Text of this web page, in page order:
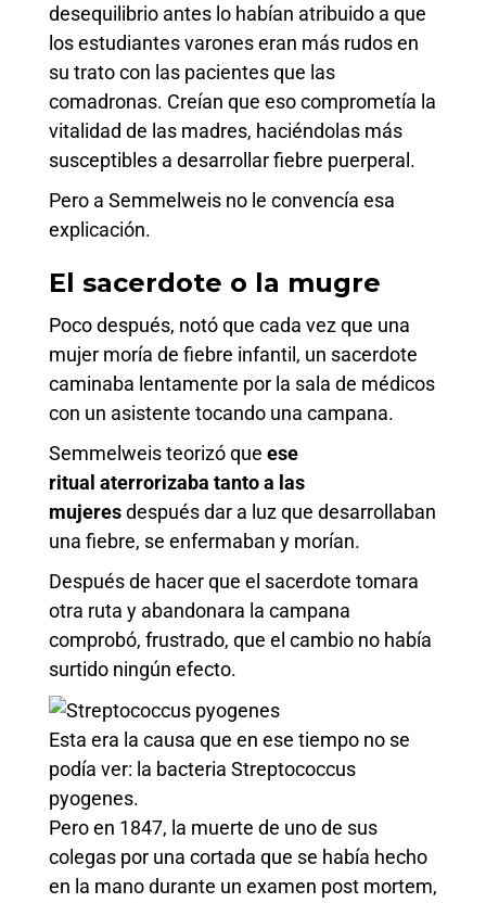
desequilibrio antes lo habían atribuido a que
los estudiantes varones eran más rudos en
su trato con las pacientes que las
comadronas. Creían que eso comprometía la
vitalidad de las madres, haciéndolas más
susceptibles a desarrollar fiebre puerperal.
Pero a Semmelweis no le convencía esa
explicación.
El sacerdote o la mugre
Poco después, notó que cada vez que una
mujer moría de fiebre infantil, un sacerdote
caminaba lentamente por la sala de médicos
con un asistente tocando una campana.
Semmelweis teorizó que ese
ritual aterrorizaba tanto a las
mujeresdespués dar a luz que desarrollaban
una fiebre, se enfermaban y morían.
Después de hacer que el sacerdote tomara
otra ruta y abandonara la campana
comprobó, frustrado, que el cambio no había
surtido ningún efecto.
Esta era la causa que en ese tiempo no se
podía ver: la bacteria Streptococcus
pyogenes.
Pero en 1847, la muerte de uno de sus
colegas por una cortada que se había hecho
en la mano durante un examen post mortem,